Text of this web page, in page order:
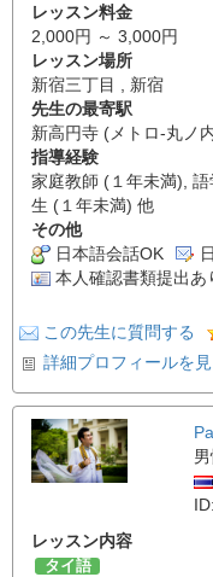
レッスン料金
2,000円 ～ 3,000円
レッスン場所
新宿三丁目 , 新宿
先生の最寄駅
新高円寺 (メトロ-丸ノ
指導経験
家庭教師 (１年未満),
生 (１年未満) 他
その他
日本語会話OK
本人確認書類提出あ
この先生に質問する
詳細プロフィールを見
レッスン内容
タイ語